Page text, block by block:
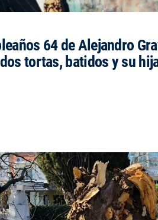
64 de Alejandro
tortas, batidos y su